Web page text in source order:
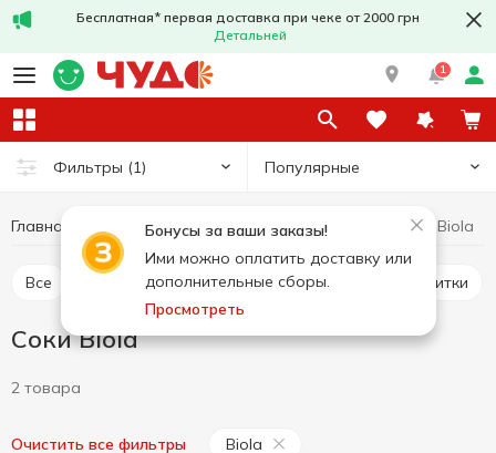
Бесплатная* первая доставка при чеке от 2000 грн
Детальней
1
Фильтры (1) Популярные
Бонусы за ваши заказы!
Ими можно оплатить доставку или
дополнительные сборы.
Просмотреть
Главная Напитки Соки и нектары Соки Biola
Все Нектары Сокосодержащие напитки
Соки Biola
2 товара
Очистить все фильтры Biola